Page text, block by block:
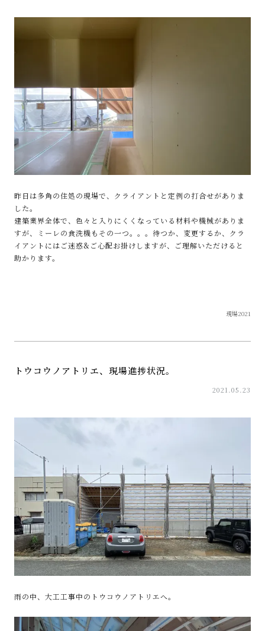
昨日は多角の住処の現場で、クライアントと定例の打合せがありま
した。
建築業界全体で、色々と入りにくくなっている材料や機械がありま
すが、ミーレの食洗機もその一つ。。。待つか、変更するか、クラ
イアントにはご迷惑&ご心配お掛けしますが、ご理解いただけると
助かります。
現場2021
トウコウノアトリエ、現場進捗状況。
2021.05.23
雨の中、大工工事中のトウコウノアトリエへ。